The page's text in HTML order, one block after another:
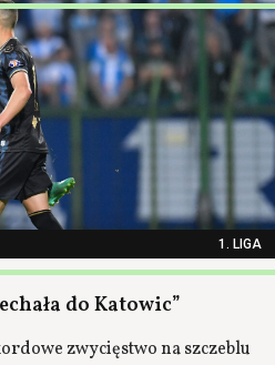
1. LIGA
do Katowic”
zwycięstwo na szczeblu